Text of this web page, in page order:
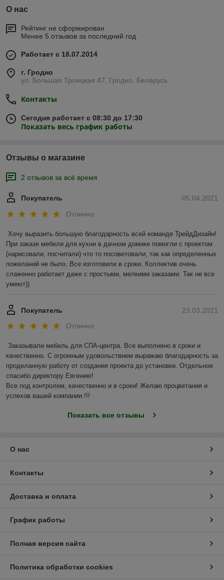
О нас
Рейтинг не сформирован
Менее 5 отзывов за последний год
Работает с 18.07.2014
г. Гродно
ул. Большая Троицкая 47, Гродно, Беларусь
Контакты
Сегодня работает с 08:30 до 17:30
Показать весь график работы
Отзывы о магазине
2 отзывов за всё время
05.04.2021
Покупатель
Отлично
Хочу выразить большую благодарность всей команде ТрейдДизайн!
При заказе мебели для кухни в дачном домике помогли с проектом
(нарисовали, посчитали) что то посоветовали, так как определенных
пожеланий не было. Все изготовили в сроки. Коллектив очень
слаженно работает даже с простыми, мелкими заказами. Так не все
умеют))
23.03.2021
Покупатель
Отлично
Заказывали мебель для СПА-центра. Все выполнено в сроки и
качественно. С огромным удовольствием выражаю благодарность за
проделанную работу от создания проекта до установки. Отдельное
спасибо директору Евгению!
Все под контролем, качественно и в сроки! Желаю процветания и
успехов вашей компании.!!!
Показать все отзывы
О нас
Контакты
Доставка и оплата
График работы
Полная версия сайта
Политика обработки cookies